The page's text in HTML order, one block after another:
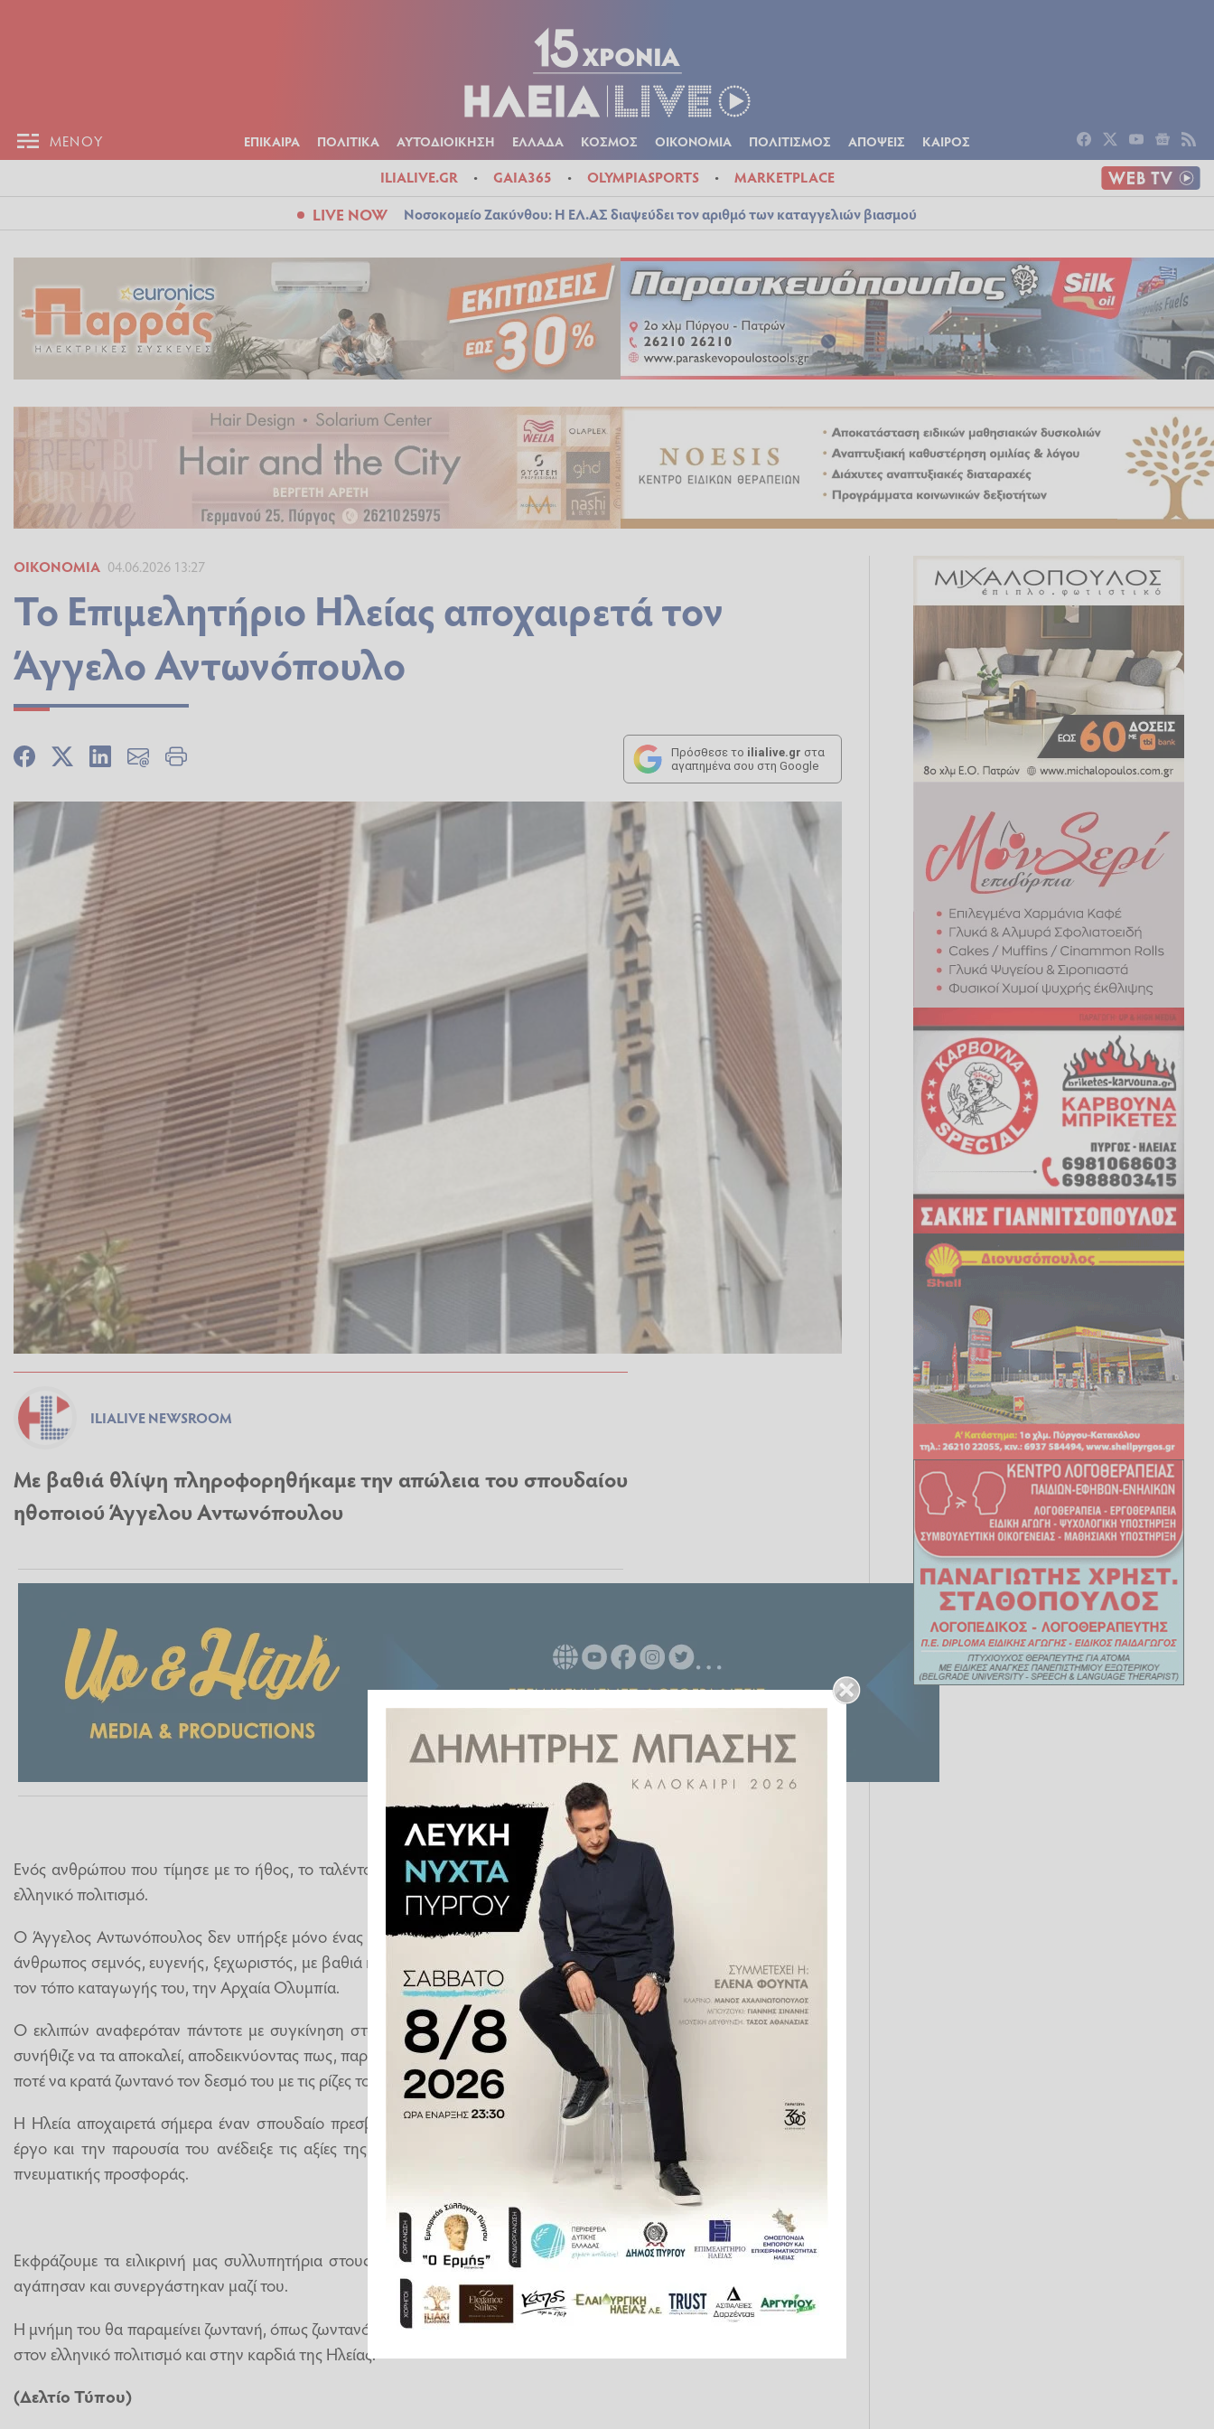
ΜΕΝΟΥ ΕΠΙΚΑΙΡΑ ΠΟΛΙΤΙΚΑ ΑΥΤΟΔΙΟΙΚΗΣΗ ΕΛΛΑΔΑ ΚΟΣΜΟΣ ΟΙΚΟΝΟΜΙΑ ΠΟΛΙΤΙΣΜΟΣ ΑΠΟΨΕΙΣ ΚΑΙΡΟΣ
ILIALIVE.GR GAIA365 OLYMPIASPORTS MARKETPLACE
LIVE NOW Νοσοκομείο Ζακύνθου: Η ΕΛ.ΑΣ διαψεύδει τον αριθμό των καταγγελιών βιασμού
ΟΙΚΟΝΟΜΊΑ 04.06.2026 13:27
Το Επιμελητήριο Ηλείας αποχαιρετά τον
Άγγελο Αντωνόπουλο
Πρόσθεσε το ilialive.gr στα
αγαπημένα σου στη Google
ILIALIVE NEWSROOM
Με βαθιά θλίψη πληροφορηθήκαμε την απώλεια του σπουδαίου
ηθοποιού Άγγελου Αντωνόπουλου
Eνός ανθρώπου που τίμησε με το ήθος, το ταλέντο και την πολυετή προσφορά του τον
ελληνικό πολιτισμό.
Ο Άγγελος Αντωνόπουλος δεν υπήρξε μόνο ένας σπουδαίος καλλιτέχνης. Υπήρξε ένας
άνθρωπος σεμνός, ευγενής, ξεχωριστός, με βαθιά καλλιέργεια και αστείρευτη αγάπη για
τον τόπο καταγωγής του, την Αρχαία Ολυμπία.
Ο εκλιπών αναφερόταν πάντοτε με συγκίνηση στα αγαπημένα του «Ολύμπια», όπως
συνήθιζε να τα αποκαλεί, αποδεικνύοντας πως, παρά τη μεγάλη του διαδρομή, δεν έπαψε
ποτέ να κρατά ζωντανό τον δεσμό του με τις ρίζες του.
Η Ηλεία αποχαιρετά σήμερα έναν σπουδαίο πρεσβευτή της. Έναν άνθρωπο που με το
έργο και την παρουσία του ανέδειξε τις αξίες της δημιουργίας, της ποιότητας και της
πνευματικής προσφοράς.
Εκφράζουμε τα ειλικρινή μας συλλυπητήρια στους οικείους του και σε όλους όσοι τον
αγάπησαν και συνεργάστηκαν μαζί του.
Η μνήμη του θα παραμείνει ζωντανή, όπως ζωντανό θα παραμείνει και το αποτύπωμά του
στον ελληνικό πολιτισμό και στην καρδιά της Ηλείας.
(Δελτίο Τύπου)